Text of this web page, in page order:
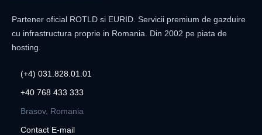
Partener oficial ROTLD si EURID. Servicii premium de gazduire
cu infrastructura proprie in Romania. Din 2002 pe piata de
hosting.
(+4) 031.828.01.01
+40 768 433 333
Brasov, Romania
Contact E-mail